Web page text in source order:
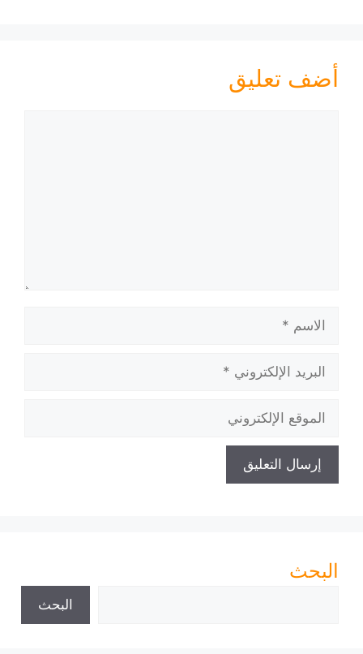
أضف تعليق
الاسم
البريد
الموقع
الإلكتروني
البحث
البحث